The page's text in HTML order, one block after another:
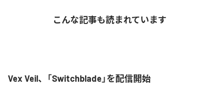
こんな記事も読まれています
Vex Veil、「Switchblade」を配信開始